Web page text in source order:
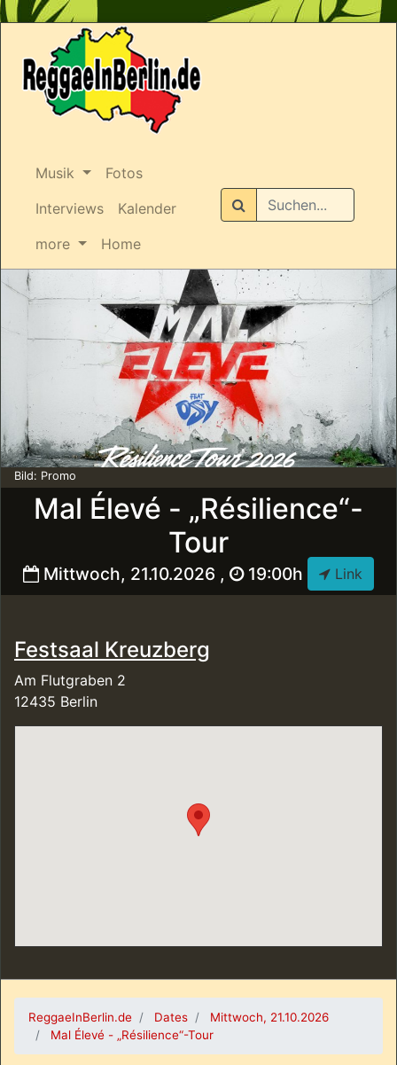
Musik
Fotos
Interviews
Kalender
more
Home
Suchen
Mal Élevé - „Résilience“-
Tour
Mittwoch, 21.10.2026 , 19:00h Link
Bild: Promo
Festsaal Kreuzberg
Am Flutgraben 2
12435 Berlin
ReggaeInBerlin.de Dates
Mittwoch, 21.10.2026
Mal Élevé - „Résilience“-Tour